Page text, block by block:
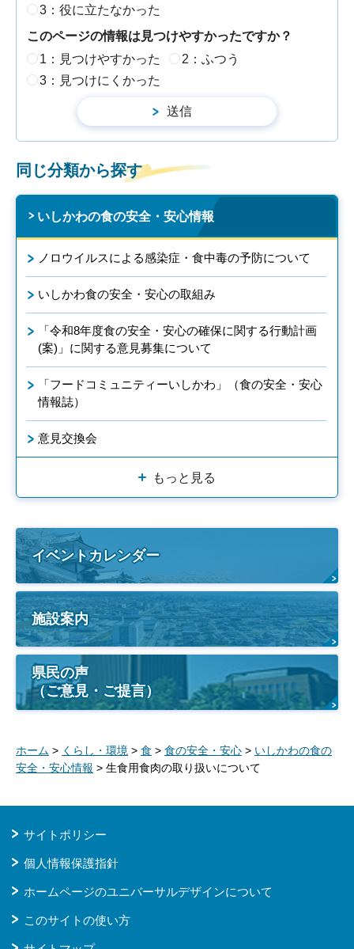
3：役に立たなかった
このページの情報は見つけやすかったですか？
1：見つけやすかった
2：ふつう
3：見つけにくかった
同じ分類から探す
いしかわの食の安全・安心情報
ノロウイルスによる感染症・食中毒の予防について
いしかわ食の安全・安心の取組み
「令和8年度食の安全・安心の確保に関する行動計画
(案)」に関する意見募集について
「フードコミュニティーいしかわ」（食の安全・安心
情報誌）
意見交換会
もっと見る
イベントカレンダー
施設案内
県民の声
（ご意見・ご提言）
ホーム > くらし・環境 > 食 > 食の安全・安心 > いしかわの食の
安全・安心情報 > 生食用食肉の取り扱いについて
サイトポリシー
個人情報保護指針
ホームページのユニバーサルデザインについて
このサイトの使い方